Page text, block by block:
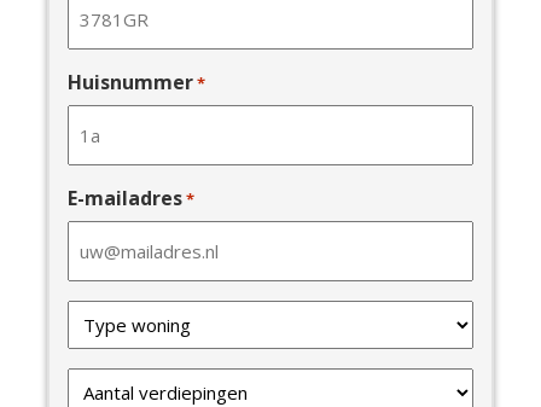
Huisnummer*
E-mailadres*
van
uw
woning
Verdiepingen